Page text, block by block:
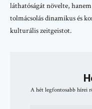
láthatóságát növelte,
tolmácsolás dinamikus és
kulturális zeitgeistot.
A hét legfontosabb hírei